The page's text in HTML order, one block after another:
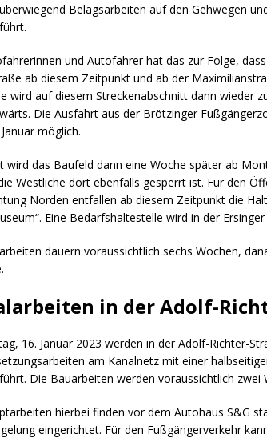
Belagsarbeiten auf den Gehwegen
und Autofahrer hat das zur Folge,
ab diesem Zeitpunkt und ab der
wird auf diesem Streckenabschnitt dann wieder
Die Ausfahrt aus der Brötzinger
möglich.
wird das Baufeld dann eine Woche später ab
Westliche dort ebenfalls gesperrt ist. Für den
Norden entfallen ab diesem Zeitpunkt die
Eine Bedarfshaltestelle wird in der
dauern voraussichtlich sechs Wochen,
in der Adolf-
16. Januar 2023 werden in der Adolf-Richter-
am Kanalnetz mit einer
Die Bauarbeiten werden voraussichtlich zwei
hierbei finden vor dem Autohaus S&G
eingerichtet. Für den Fußgängerverkehr